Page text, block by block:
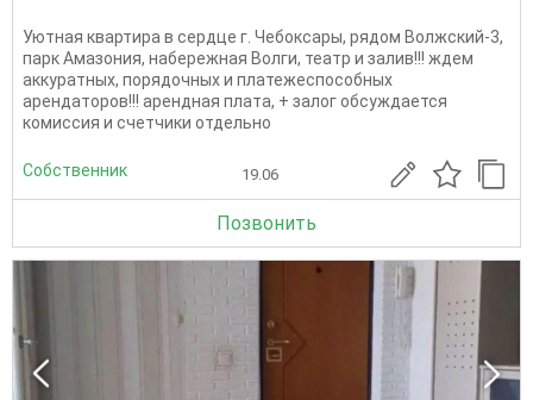
Уютная квартира в сердце г. Чебоксары, рядом Волжский-3,
парк Амазония, набережная Волги, театр и залив!!! ждем
аккуратных, порядочных и платежеспособных
арендаторов!!! арендная плата, + залог обсуждается
комиссия и счетчики отдельно
Собственник 19.06
Позвонить